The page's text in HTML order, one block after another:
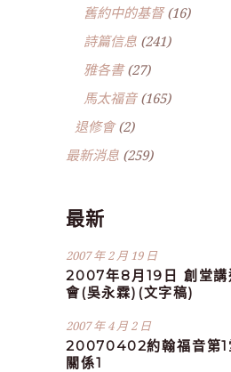
舊約中的基督(16)
詩篇信息 (241)
雅各書(27)
馬太福音(165)
退修會(2)
最新消息 (259)
最新
2007 年 2 月 19 日
2007年8月19日 創堂講
會(吳永霖)(文字稿)
2007 年 4 月 2 日
20070402約翰福音第
關係1